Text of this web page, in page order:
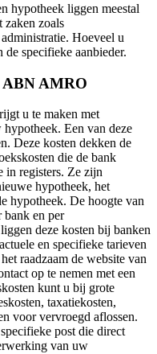
hypotheek liggen meestal
zaken zoals
Hoeveel u
de specifieke aanbieder.
ABN AMRO
u te maken met
Een van deze
Deze kosten dekken de
die de bank
in registers. Ze zijn
hypotheek, het
hypotheek. De hoogte van
bank en per
deze kosten bij banken
en specifieke tarieven
raadzaam de website van
op te nemen met een
kunt u bij grote
taxatiekosten,
voor vervroegd aflossen.
post die direct
van uw